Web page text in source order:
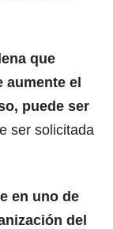
que
aumente el
puede ser
ser solicitada
en uno de
del